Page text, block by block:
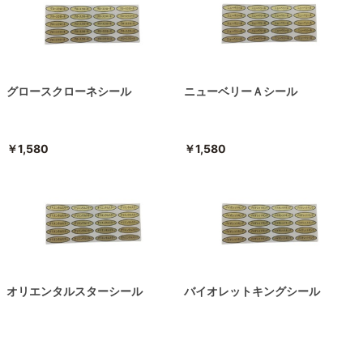
グロースクローネシール
￥1,580
ニューベリーＡシール
￥1,580
オリエンタルスターシール バイオレットキングシール